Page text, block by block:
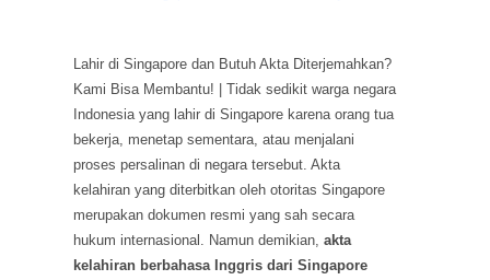
Lahir di Singapore dan Butuh Akta Diterjemahkan?
Kami Bisa Membantu! | Tidak sedikit warga negara
Indonesia yang lahir di Singapore karena orang tua
bekerja, menetap sementara, atau menjalani
proses persalinan di negara tersebut. Akta
kelahiran yang diterbitkan oleh otoritas Singapore
merupakan dokumen resmi yang sah secara
hukum internasional. Namun demikian,akta
kelahiran berbahasa Inggris dari Singapore